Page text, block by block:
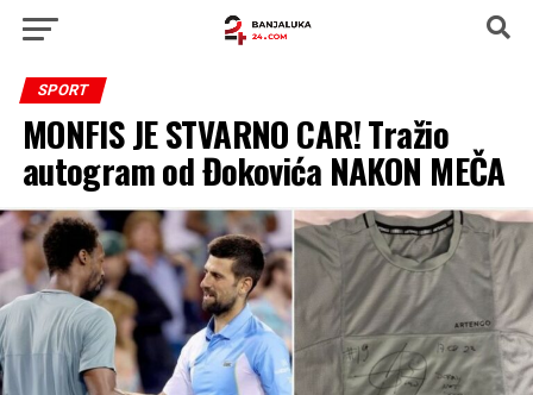
SPORT
MONFIS JE STVARNO CAR! Tražio
autogram od Đokovića NAKON MEČA